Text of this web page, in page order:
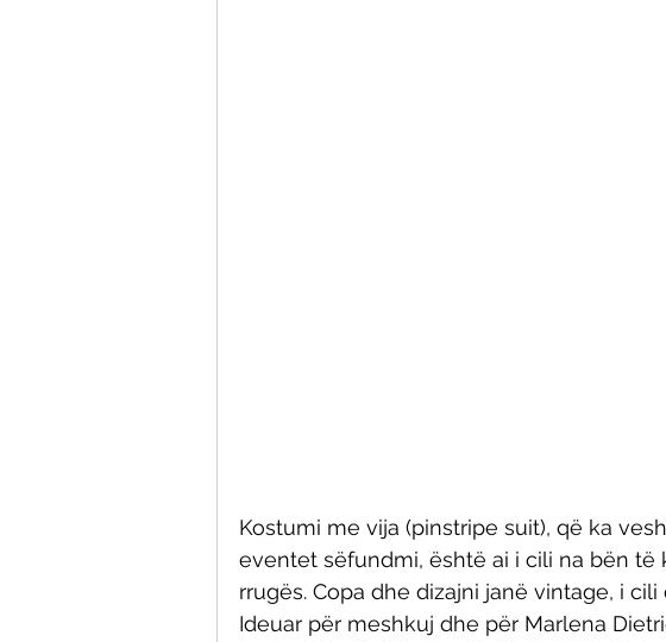
Kostumi me vija (pinstripe suit), që ka
eventet sëfundmi, është ai i cili na bën
rrugës. Copa dhe dizajni janë vintage, i
Ideuar për meshkuj dhe për Marlena